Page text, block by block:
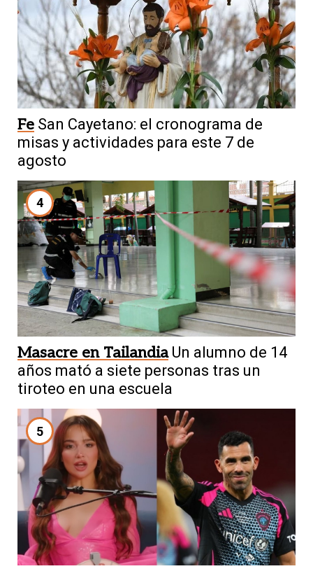
Fe San Cayetano: el cronograma de
misas y actividades para este 7 de
agosto
4
Masacre en Tailandia Un alumno de 14
años mató a siete personas tras un
tiroteo en una escuela
5